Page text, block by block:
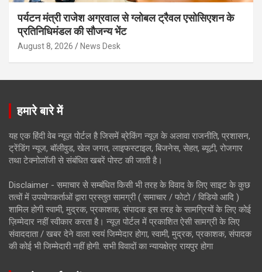
पर्यटन मंत्री राजेश अग्रवाल से ग्लोबल ट्रैवल एसोसिएशन के
प्रतिनिधिमंडल की सौजन्य भेंट
August 8, 2026 News Desk
हमारे बारे में
यह एक हिंदी वेब न्यूज़ पोर्टल है जिसमें ब्रेकिंग न्यूज़ के अलावा राजनीति, प्रशासन,
ट्रेंडिंग न्यूज, बॉलीवुड, खेल जगत, लाइफस्टाइल, बिजनेस, सेहत, ब्यूटी, रोजगार
तथा टेक्नोलॉजी से संबंधित खबरें पोस्ट की जाती है।
Disclaimer - समाचार से सम्बंधित किसी भी तरह के विवाद के लिए साइट के कुछ
तत्वों में उपयोगकर्ताओं द्वारा प्रस्तुत सामग्री ( समाचार / फोटो / विडियो आदि )
शामिल होगी स्वामी, मुद्रक, प्रकाशक, संपादक इस तरह के सामग्रियों के लिए कोई
ज़िम्मेदार नहीं स्वीकार करता है। न्यूज़ पोर्टल में प्रकाशित ऐसी सामग्री के लिए
संवाददाता / खबर देने वाला स्वयं जिम्मेदार होगा, स्वामी, मुद्रक, प्रकाशक, संपादक
की कोई भी जिम्मेदारी नहीं होगी. सभी विवादों का न्यायक्षेत्र रायपुर होगा